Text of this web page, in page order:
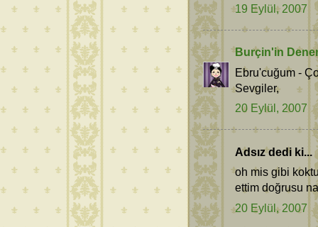
19 Eylül, 2007
Burçin'in
Ebru'cuğum -
Sevgiler,
20 Eylül, 2007
Adsız dedi ki...
oh mis gibi
ettim doğrusu
20 Eylül, 2007